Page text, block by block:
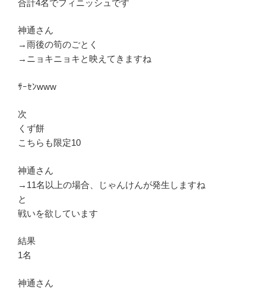
合計4名でフィニッシュです
神通さん
→雨後の筍のごとく
→ニョキニョキと映えてきますね
ｻｰｾﾝwww
次
くず餅
こちらも限定10
神通さん
→11名以上の場合、じゃんけんが発生しますね
と
戦いを欲しています
結果
1名
神通さん